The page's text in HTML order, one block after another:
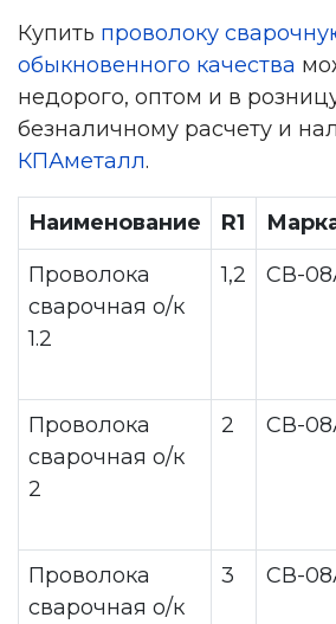
Купить проволоку
обыкновенного качества
недорого, оптом и в
безналичному расчету и
КПАметалл.
Наименование R1
Проволока
сварочная о/к
1.2
1,2 СВ-
Проволока
сварочная о/к
2
2 СВ-
Проволока
сварочная о/к
3 СВ-